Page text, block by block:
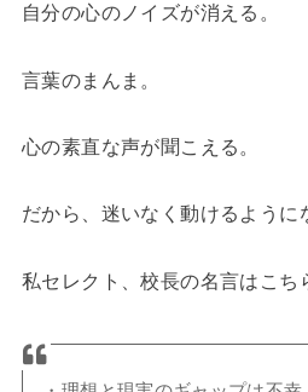
自分の心のノイズが消える。
言葉のまんま。
心の素直な声が聞こえる。
だから、迷いなく動けるように
私セレクト、校長の名言はこち